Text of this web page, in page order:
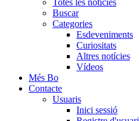
Totes les notícies
Buscar
Categories
Esdeveniments
Curiositats
Altres notícies
Vídeos
Més Bo
Contacte
Usuaris
Inici sessió